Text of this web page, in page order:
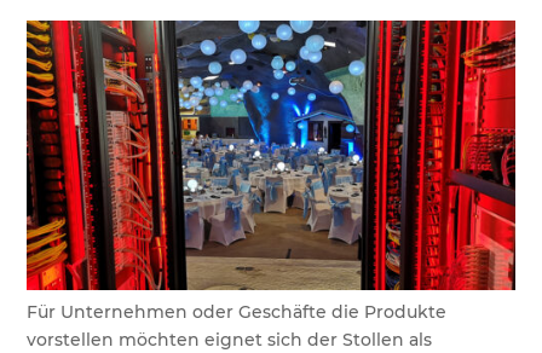
Für Unternehmen oder Geschäfte die Produkte
vorstellen möchten eignet sich der Stollen als